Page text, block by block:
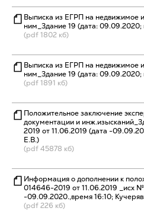
Выписка из ЕГРП на недвижимое
ним_Здание 19 (дата:
(pdf 1802 кб)
Выписка из ЕГРП на недвижимое
ним_Здание 19 (дата:
(pdf 1891 кб)
Положительное заключение
документации и
2019 от 11.06.2019 (дата -
Е.В.)
(pdf 45878 кб)
Информация о дополнении к
014646-2019 от 11.06.2019 _исх
-09.09.2020.,время 16:10;
(pdf 226 кб)